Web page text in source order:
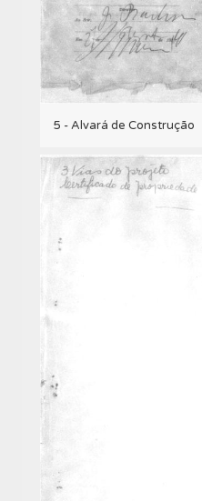
5 - Alvará de Construção